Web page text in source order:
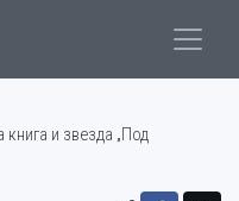
и звезда „Под